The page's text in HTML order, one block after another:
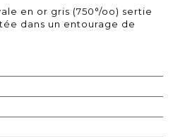
en or gris (750°/oo) sertie
dans un entourage de